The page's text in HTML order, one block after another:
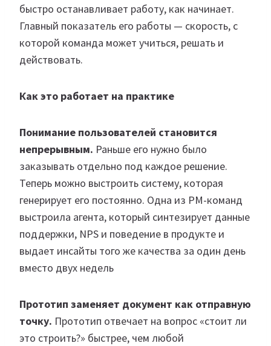
быстро останавливает работу, как начинает.
Главный показатель его работы — скорость, с
которой команда может учиться, решать и
действовать.
Как это работает на практике
Понимание пользователей становится
непрерывным. Раньше его нужно было
заказывать отдельно под каждое решение.
Теперь можно выстроить систему, которая
генерирует его постоянно. Одна из PM-команд
выстроила агента, который синтезирует данные
поддержки, NPS и поведение в продукте и
выдает инсайты того же качества за один день
вместо двух недель
Прототип заменяет документ как отправную
точку. Прототип отвечает на вопрос «стоит ли
это строить?» быстрее, чем любой